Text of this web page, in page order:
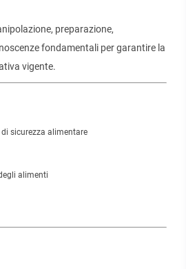
preparazione,
fondamentali per garantire la
vigente.
sicurezza alimentare
alimenti